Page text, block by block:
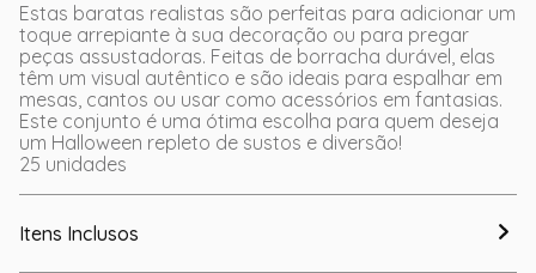
Estas baratas realistas são perfeitas para adicionar um
toque arrepiante à sua decoração ou para pregar
peças assustadoras. Feitas de borracha durável, elas
têm um visual autêntico e são ideais para espalhar em
mesas, cantos ou usar como acessórios em fantasias.
Este conjunto é uma ótima escolha para quem deseja
um Halloween repleto de sustos e diversão!
25 unidades
Itens Inclusos